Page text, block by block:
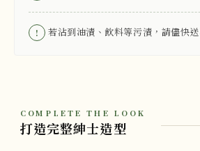
! 若沾到油漬、飲料等污漬，請儘快
COMPLETE THE LOOK
打造完整紳士造型